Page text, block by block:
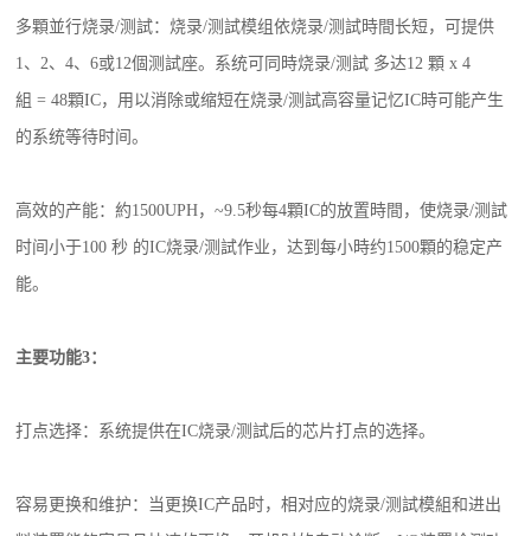
多顆並行烧录/测試：烧录/测試模组依烧录/测試時間长短，可提供
1、2、4、6或12個测試座。系统可同時烧录/测試 多达12 顆 x 4
組 = 48顆IC，用以消除或缩短在烧录/测試高容量记忆IC時可能产生
的系统等待时间。
高效的产能：約1500UPH，~9.5秒每4顆IC的放置時間，使烧录/测試
时间小于100 秒 的IC烧录/测試作业，达到每小時约1500顆的稳定产
能。
主要功能3：
打点选择：系统提供在IC烧录/测試后的芯片打点的选择。
容易更换和维护：当更换IC产品时，相对应的烧录/测試模組和进出